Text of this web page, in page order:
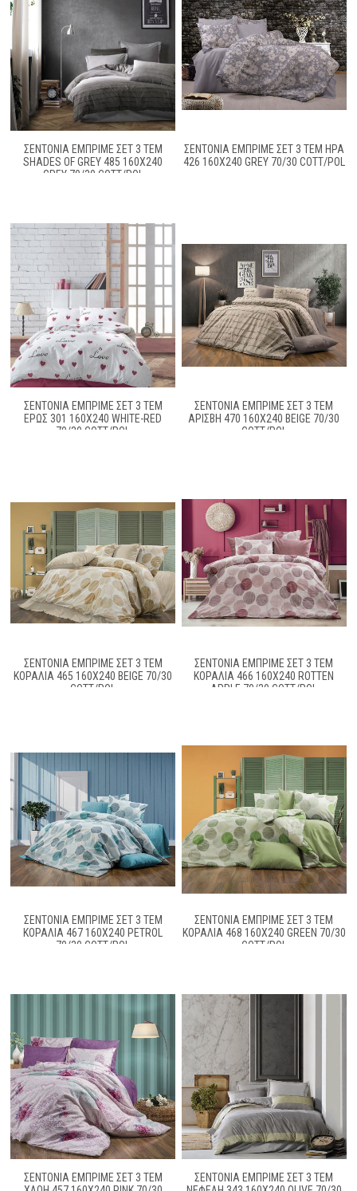
ΣΕΝΤΌΝΙΑ ΕΜΠΡΙΜΈ ΣΕΤ 3 ΤΕΜ
SHADES OF GREY 485 160X240
GREY 70/30 COTT/POL
ΣΕΝΤΌΝΙΑ ΕΜΠΡΙΜΈ ΣΕΤ 3 ΤΕΜ ΉΡΑ
426 160X240 GREY 70/30 COTT/POL
ΣΕΝΤΌΝΙΑ ΕΜΠΡΙΜΈ ΣΕΤ 3 ΤΕΜ
ΈΡΩΣ 301 160X240 WHITE-RED
70/30 COTT/POL
ΣΕΝΤΌΝΙΑ ΕΜΠΡΙΜΈ ΣΕΤ 3 ΤΕΜ
ΑΡΊΣΒΗ 470 160X240 BEIGE 70/30
COTT/POL
ΣΕΝΤΌΝΙΑ ΕΜΠΡΙΜΈ ΣΕΤ 3 ΤΕΜ
ΚΟΡΑΛΊΑ 465 160X240 BEIGE 70/30
COTT/POL
ΣΕΝΤΌΝΙΑ ΕΜΠΡΙΜΈ ΣΕΤ 3 ΤΕΜ
ΚΟΡΑΛΊΑ 466 160X240 ROTTEN
APPLE 70/30 COTT/POL
ΣΕΝΤΌΝΙΑ ΕΜΠΡΙΜΈ ΣΕΤ 3 ΤΕΜ
ΚΟΡΑΛΊΑ 467 160X240 PETROL
70/30 COTT/POL
ΣΕΝΤΌΝΙΑ ΕΜΠΡΙΜΈ ΣΕΤ 3 ΤΕΜ
ΚΟΡΑΛΊΑ 468 160X240 GREEN 70/30
COTT/POL
ΣΕΝΤΟΝΙΑ ΕΜΠΡΙΜΕ ΣΕΤ 3 ΤΕΜ
ΣΕΝΤΟΝΙΑ ΕΜΠΡΙΜΕ ΣΕΤ 3 ΤΕΜ